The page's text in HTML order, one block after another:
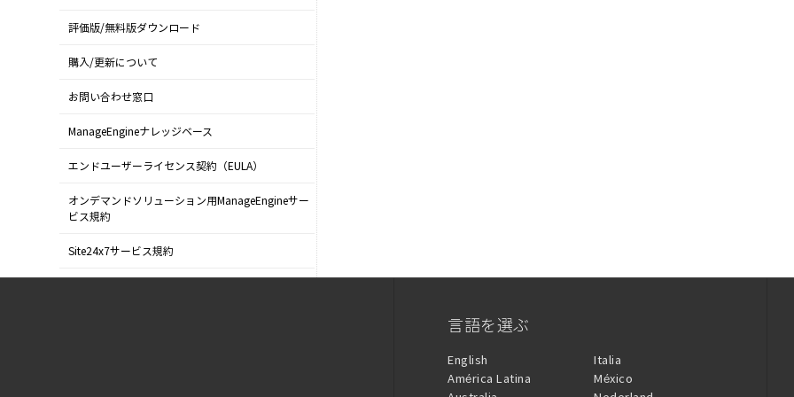
評価版/無料版ダウンロード
購入/更新について
お問い合わせ窓口
ManageEngineナレッジベース
エンドユーザーライセンス契約（EULA）
オンデマンドソリューション用ManageEngineサー
ビス規約
Site24x7サービス規約
言語を選ぶ
English
América Latina
Italia
México